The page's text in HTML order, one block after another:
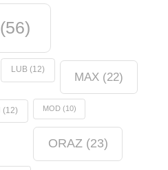
(56)
LUB(12)
MAX(22)
(12) MOD(10)
ORAZ(23)